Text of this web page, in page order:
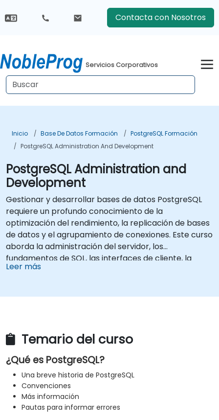
Contacta con Nosotros
Servicios Corporativos
Inicio Base De Datos Formación
PostgreSQL Formación
PostgreSQL Administration And Development
PostgreSQL Administration and
Development
Gestionar y desarrollar bases de datos PostgreSQL
requiere un profundo conocimiento de la
optimización del rendimiento, la replicación de bases
de datos y el agrupamiento de conexiones. Este curso
aborda la administración del servidor, los
fundamentos de SQL, las interfaces de cliente, la
programación en el lado del servidor y los detalles
robustas de grado empresarial para entornos
PostgreSQL de nivel corporativo.
Leer más
Temario del curso
¿Qué es PostgreSQL?
Una breve historia de PostgreSQL
Convenciones
Más información
Pautas para informar errores